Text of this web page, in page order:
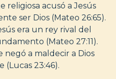
religiosa acusó a Jesús
ser Dios (Mateo 26:65).
era un rey rival del
(Mateo 27:11).
negó a maldecir a Dios
(Lucas 23:46).